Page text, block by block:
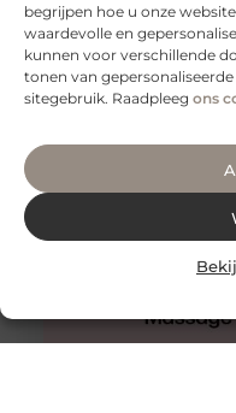
begrijpen hoe u onze
waardevolle en
kunnen voor verschillende
tonen van
sitegebruik. Raadpleeg ons
Slangenboor voor
Een slangenboor is
gebruikt om gaten in
handgereedschap met